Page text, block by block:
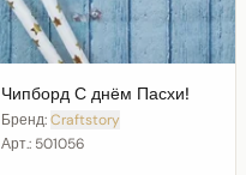
Чипборд С днём Пасхи!
Бренд:Craftstory
Арт.: 501056